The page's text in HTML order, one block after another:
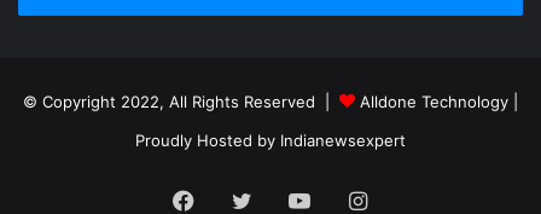
© Copyright 2022, All Rights Reserved | Alldone Technology
Proudly Hosted by Indianewsexpert
Facebook
Twitter YouTubeInstagram